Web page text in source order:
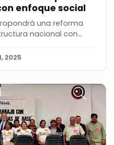
enfoque social
una reforma
nacional con...
2025